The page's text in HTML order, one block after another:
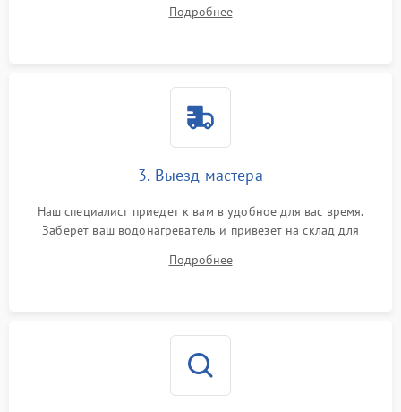
Подробнее
3. Выезд мастера
Наш специалист приедет к вам в удобное для вас время.
Заберет ваш водонагреватель и привезет на склад для
Подробнее